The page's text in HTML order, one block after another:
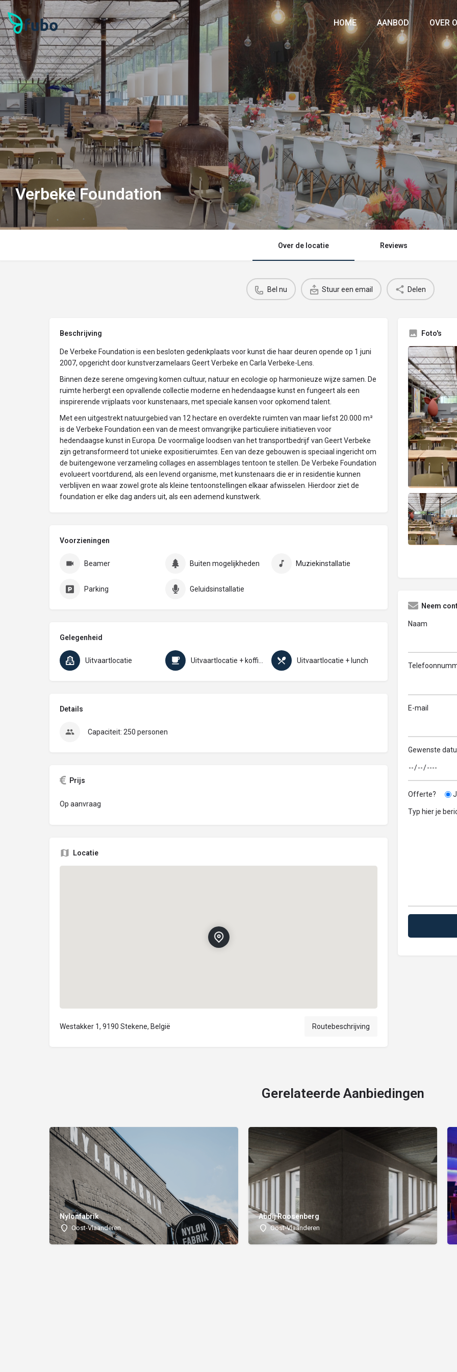
HOME AANBOD OVER
Verbeke Foundation
Over de locatie Reviews
Bel nu Stuur een email Delen
Beschrijving
De Verbeke Foundation is een besloten gedenkplaats voor kunst die haar deuren opende op 1 juni
2007, opgericht door kunstverzamelaars Geert Verbeke en Carla Verbeke-Lens.
Binnen deze serene omgeving komen cultuur, natuur en ecologie op harmonieuze wijze samen. De
ruimte herbergt een opvallende collectie moderne en hedendaagse kunst en fungeert als een
inspirerende vrijplaats voor kunstenaars, met speciale kansen voor opkomend talent.
Met een uitgestrekt natuurgebied van 12 hectare en overdekte ruimten van maar liefst 20.000 m²
is de Verbeke Foundation een van de meest omvangrijke particuliere initiatieven voor
hedendaagse kunst in Europa. De voormalige loodsen van het transportbedrijf van Geert Verbeke
zijn getransformeerd tot unieke expositieruimtes. Een van deze gebouwen is speciaal ingericht om
de buitengewone verzameling collages en assemblages tentoon te stellen. De Verbeke Foundation
evolueert voortdurend, als een levend organisme, met kunstenaars die er in residentie kunnen
verblijven en waar zowel grote als kleine tentoonstellingen elkaar afwisselen. Hierdoor ziet de
foundation er elke dag anders uit, als een ademend kunstwerk.
Voorzieningen
Beamer Buiten mogelijkheden Muziekinstallatie
Parking Geluidsinstallatie
Gelegenheid
Uitvaartlocatie Uitvaartlocatie + lunch
Details
Capaciteit: 250 personen
Prijs
Op aanvraag
Locatie
Westakker 1, 9190 Stekene, België Routebeschrijving
Foto's
Neem
Naam
E-mail
Gewenste
Offerte?
Gerelateerde Aanbiedingen
Nylonfabrik
Oost-Vlaanderen
Abdij Roosenberg
Oost-Vlaanderen